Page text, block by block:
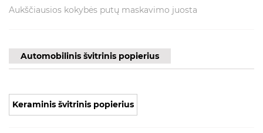
Aukščiausios kokybės putų maskavimo juosta
Automobilinis švitrinis popierius
Keraminis švitrinis popierius